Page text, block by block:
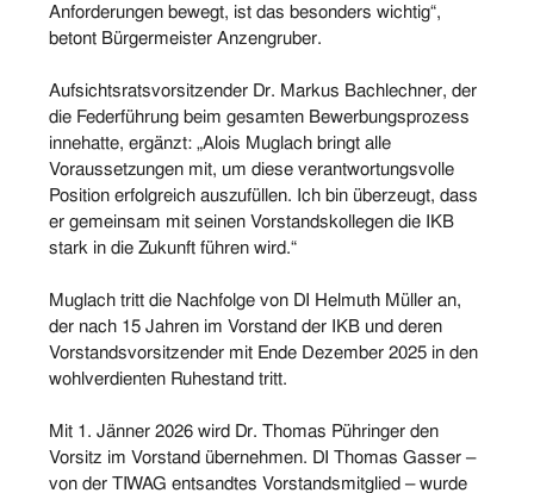
Anforderungen bewegt, ist das besonders wichtig“,
betont Bürgermeister Anzengruber.
Aufsichtsratsvorsitzender Dr. Markus Bachlechner, der
die Federführung beim gesamten Bewerbungsprozess
innehatte, ergänzt: „Alois Muglach bringt alle
Voraussetzungen mit, um diese verantwortungsvolle
Position erfolgreich auszufüllen. Ich bin überzeugt, dass
er gemeinsam mit seinen Vorstandskollegen die IKB
stark in die Zukunft führen wird.“
Muglach tritt die Nachfolge von DI Helmuth Müller an,
der nach 15 Jahren im Vorstand der IKB und deren
Vorstandsvorsitzender mit Ende Dezember 2025 in den
wohlverdienten Ruhestand tritt.
Mit 1. Jänner 2026 wird Dr. Thomas Pühringer den
Vorsitz im Vorstand übernehmen. DI Thomas Gasser –
von der TIWAG entsandtes Vorstandsmitglied – wurde